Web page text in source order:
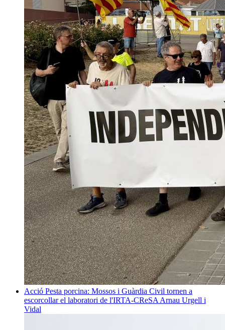
Acció Pesta porcina: Mossos i Guàrdia Civil tornen a
escorcollar el laboratori de l'IRTA-CReSA Arnau Urgell i
Vidal